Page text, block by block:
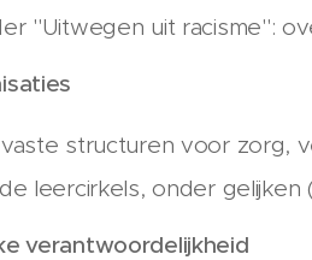
"Uitwegen uit racisme":
structuren voor zorg,
leercirkels, onder
verantwoordelijkheid